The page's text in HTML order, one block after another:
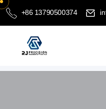
+86 13790500374